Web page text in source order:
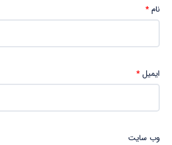
نام*
ایمیل*
وب‌ سایت